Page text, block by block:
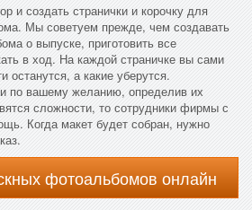
и создать странички и корочку для
Мы советуем прежде, чем создавать
о выпуске, приготовить все
в ход. На каждой страничке вы сами
останутся, а какие уберутся.
по вашему желанию, определив их
сложности, то сотрудники фирмы с
Когда макет будет собран, нужно
фотоальбомов онлайн